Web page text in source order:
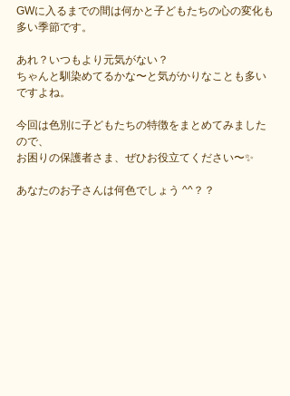
GWに入るまでの間は何かと子どもたちの心の変化も
多い季節です。
あれ？いつもより元気がない？
ちゃんと馴染めてるかな〜と気がかりなことも多い
ですよね。
今回は色別に子どもたちの特徴をまとめてみました
ので、
お困りの保護者さま、ぜひお役立てください〜✨
あなたのお子さんは何色でしょう ^^？？